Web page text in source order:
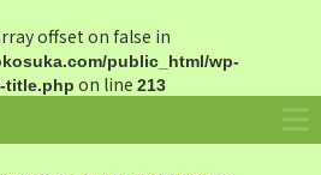
offset on false in
public_html/wp-
title.php on line 213